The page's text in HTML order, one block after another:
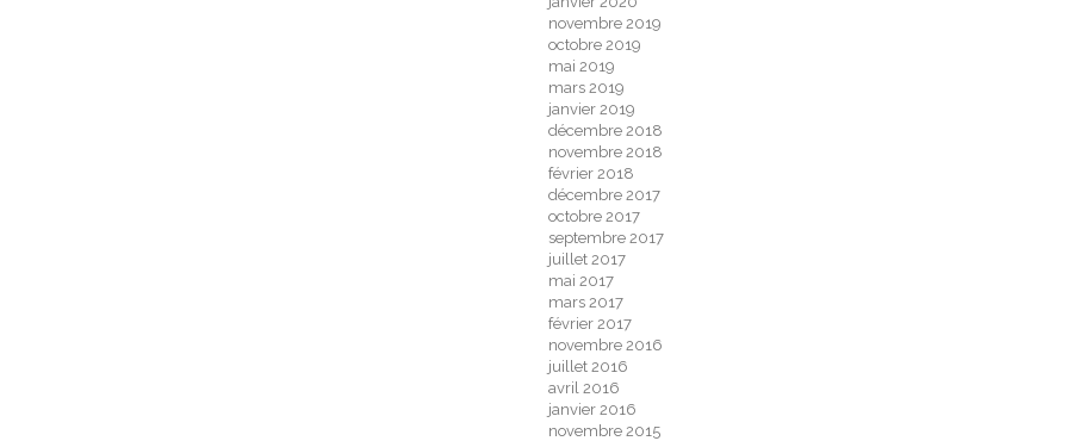
novembre 2019
octobre 2019
mai 2019
mars 2019
janvier 2019
décembre 2018
novembre 2018
février 2018
décembre 2017
octobre 2017
septembre 2017
juillet 2017
mai 2017
mars 2017
février 2017
novembre 2016
juillet 2016
avril 2016
janvier 2016
novembre 2015